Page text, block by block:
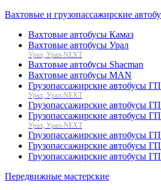
Вахтовые и грузопассажирские
Вахтовые автобусы Камаз
Вахтовые автобусы Урал
Урал, Урал-NEXT
Вахтовые автобусы Shacman
Вахтовые автобусы MAN
Грузопассажирские автобусы
Урал, Урал-NEXT
Грузопассажирские автобусы
Грузопассажирские автобусы
Урал, Урал-NEXT
Грузопассажирские автобусы
Грузопассажирские автобусы
Грузопассажирские автобусы
Передвижные мастерские